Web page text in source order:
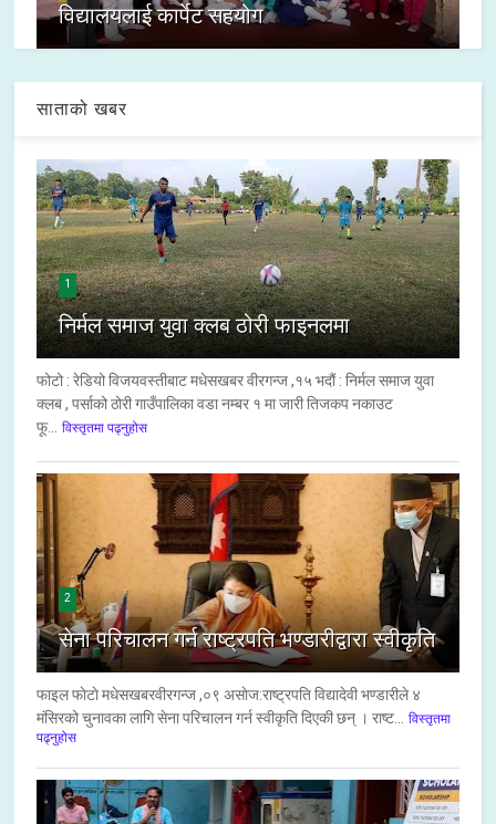
विद्यालयलाई कार्पेट सहयोग
साताको खबर
1
निर्मल समाज युवा क्लब ठोरी फाइनलमा
फोटो : रेडियो विजयवस्तीबाट मधेसखबर वीरगन्ज ,१५ भदौं : निर्मल समाज युवा
क्लब , पर्साको ठोरी गाउँपालिका वडा नम्बर १ मा जारी तिजकप नकाउट
फू...
विस्तृतमा पढ्नुहोस
2
सेना परिचालन गर्न राष्ट्रपति भण्डारीद्वारा स्वीकृति
फाइल फाेटाे मधेसखबरवीरगन्ज ,०९ असाेज:राष्ट्रपति विद्यादेवी भण्डारीले ४
मंसिरको चुनावका लागि सेना परिचालन गर्न स्वीकृति दिएकी छन् । राष्ट...
विस्तृतमा
पढ्नुहोस